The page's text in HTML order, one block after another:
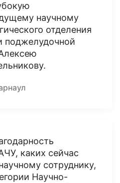
научному
отделения
поджелудочной
каких сейчас
сотруднику,
Научно-